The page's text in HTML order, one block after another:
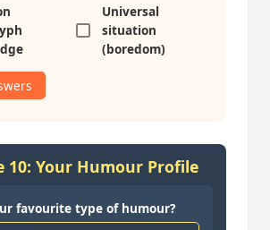
Universal
situation
(boredom)
10: Your Humour Profile
favourite type of humour?